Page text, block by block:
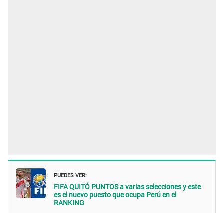
PUEDES VER:
FIFA QUITÓ PUNTOS a varias selecciones y este
es el nuevo puesto que ocupa Perú en el
RANKING